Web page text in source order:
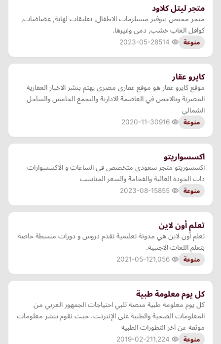
متجر ليتل كلاود
متجر مختص بتوفير مستلزمات الاطفال, تعليقات لهاية, عضاضات,
كوافل العاب خشب, دمى وغيرها.
منوعة 2023-05-28
كايرو عقار
موقع كايرو عقار هو موقع عقاري مصري يهتم بنشر الاخبار العقارية
المصرية وبالاخص في العاصمة الادارية والتجمع الخامس والساحل
الشمالي
منوعة 2020-11-30
اكسسواريتو
اكسسوريتو متجر سعودي متخصص في الساعات و الاكسسوارات
ذات الجودة العالية والفخامة والسعر المناسب
منوعة 2023-08-15
تعلم أون لاين
تعلم أون لاين هي مدونة تعليمية تقدم دروس و دورات مبسطة خاصة
بتعلم اللغات الاجنبية.
منوعة 2021-05-12
كل يوم معلومة طبية
كل يوم معلومة طبية منصة تلبي احتياجات الجمهور العربي من
المعلومات الصحية والطبية على الإنترنت، حيث نقوم بنشر معلومات
موثقة عن آخر التطورات الطبية
منوعة 2019-02-21